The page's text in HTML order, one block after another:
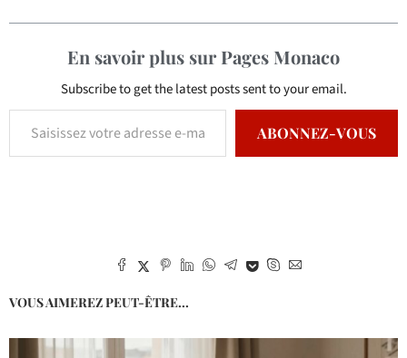
En savoir plus sur Pages Monaco
Subscribe to get the latest posts sent to your email.
ABONNEZ-VOUS
VOUS AIMEREZ PEUT-ÊTRE...